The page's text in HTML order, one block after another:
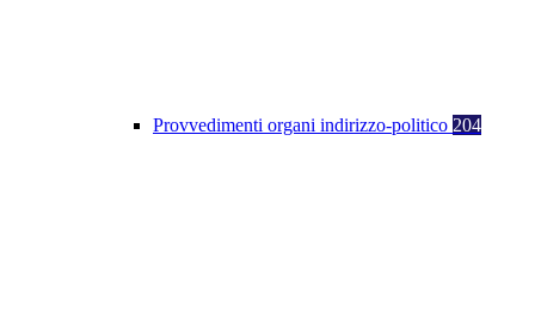
Provvedimenti organi indirizzo-politico 204